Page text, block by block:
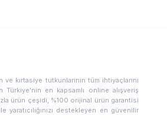
kırtasiye tutkunlarının tüm ihtiyaçlarını
Türkiye'nin en kapsamlı online alışveriş
ürün çeşidi, %100 orijinal ürün garantisi
yaratıcılığınızı destekleyen en güvenilir